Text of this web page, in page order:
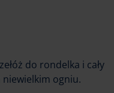
do rondelka i cały
niewielkim ogniu.